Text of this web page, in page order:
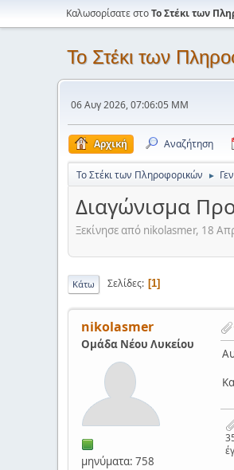
Καλωσορίσατε στοΤο Στέκι των
Το Στέκι των
06 Αυγ 2026, 07:06:05 ΜΜ
Αρχική Αναζήτηση
Το Στέκι των Πληροφορικών ►
Διαγώνισμα
Ξεκίνησε από nikolasmer, 18
Κάτω Σελίδες 1
nikolasmer
Ομάδα Νέου Λυκείου
μηνύματα: 758